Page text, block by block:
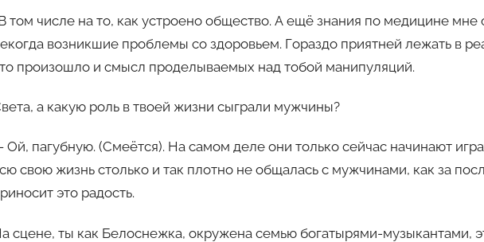
том числе на то, как устроено общество. А ещё знания по медицине мне
возникшие проблемы со здоровьем. Гораздо приятней лежать в
произошло и смысл проделываемых над тобой манипуляций.
а какую роль в твоей жизни сыграли мужчины?
Ой, пагубную. (Смеётся). На самом деле они только сейчас начинают
свою жизнь столько и так плотно не общалась с мужчинами, как за
это радость.
сцене, ты как Белоснежка, окружена семью богатырями-музыкантами,